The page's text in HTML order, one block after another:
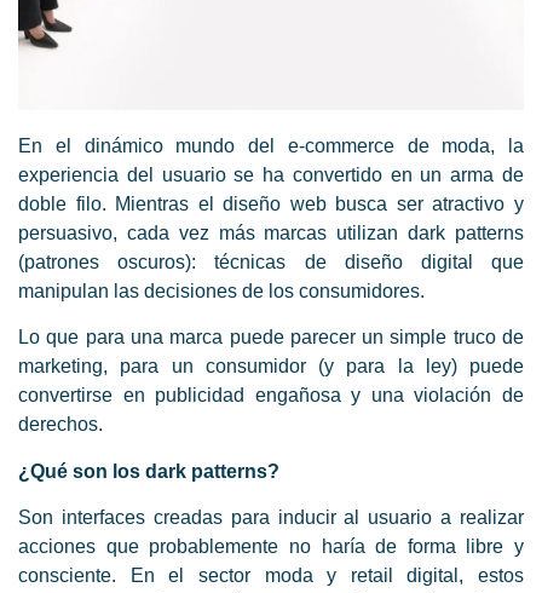
En el dinámico mundo del e-commerce de moda, la
experiencia del usuario se ha convertido en un arma de
doble filo. Mientras el diseño web busca ser atractivo y
persuasivo, cada vez más marcas utilizan dark patterns
(patrones oscuros): técnicas de diseño digital que
manipulan las decisiones de los consumidores.
Lo que para una marca puede parecer un simple truco de
marketing, para un consumidor (y para la ley) puede
convertirse en publicidad engañosa y una violación de
derechos.
¿Qué son los dark patterns?
Son interfaces creadas para inducir al usuario a realizar
acciones que probablemente no haría de forma libre y
consciente. En el sector moda y retail digital, estos